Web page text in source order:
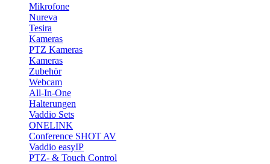
Mikrofone
Nureva
Tesira
Kameras
PTZ Kameras
Kameras
Zubehör
Webcam
All-In-One
Halterungen
Vaddio Sets
ONELINK
Conference SHOT AV
Vaddio easyIP
PTZ- & Touch Control